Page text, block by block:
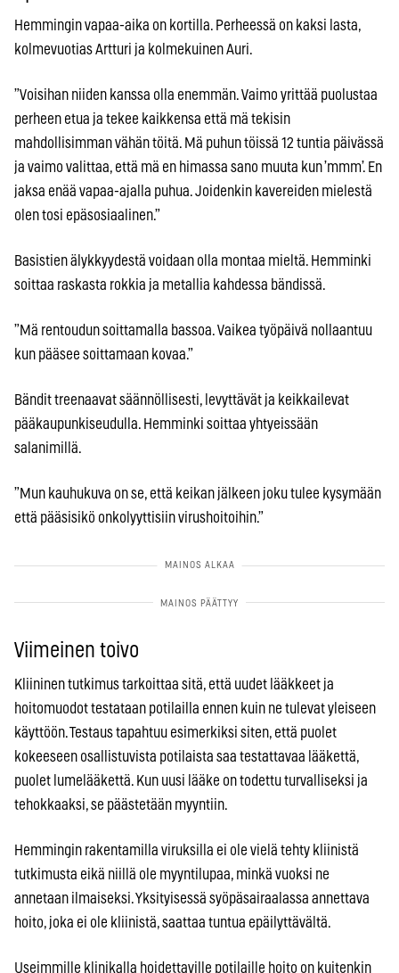
Hemmingin vapaa-aika on kortilla. Perheessä on kaksi lasta,
kolmevuotias Artturi ja kolmekuinen Auri.
”Voisihan niiden kanssa olla enemmän. Vaimo yrittää puolustaa
perheen etua ja tekee kaikkensa että mä tekisin
mahdollisimman vähän töitä. Mä puhun töissä 12 tuntia päivässä
ja vaimo valittaa, että mä en himassa sano muuta kun ’mmm’. En
jaksa enää vapaa-ajalla puhua. Joidenkin kavereiden mielestä
olen tosi epäsosiaalinen.”
Basistien älykkyydestä voidaan olla montaa mieltä. Hemminki
soittaa raskasta rokkia ja metallia kahdessa bändissä.
”Mä rentoudun soittamalla bassoa. Vaikea työpäivä nollaantuu
kun pääsee soittamaan kovaa.”
Bändit treenaavat säännöllisesti, levyttävät ja keikkailevat
pääkaupunkiseudulla. Hemminki soittaa yhtyeissään
salanimillä.
”Mun kauhukuva on se, että keikan jälkeen joku tulee kysymään
että pääsisikö onkolyyttisiin virushoitoihin.”
Viimeinen toivo
Kliininen tutkimus tarkoittaa sitä, että uudet lääkkeet ja
hoitomuodot testataan potilailla ennen kuin ne tulevat yleiseen
käyttöön. Testaus tapahtuu esimerkiksi siten, että puolet
kokeeseen osallistuvista potilaista saa testattavaa lääkettä,
puolet lumelääkettä. Kun uusi lääke on todettu turvalliseksi ja
tehokkaaksi, se päästetään myyntiin.
Hemmingin rakentamilla viruksilla ei ole vielä tehty kliinistä
tutkimusta eikä niillä ole myyntilupaa, minkä vuoksi ne
annetaan ilmaiseksi. Yksityisessä syöpäsairaalassa annettava
hoito, joka ei ole kliinistä, saattaa tuntua epäilyttävältä.
Useimmille klinikalla hoidettaville potilaille hoito on kuitenkin